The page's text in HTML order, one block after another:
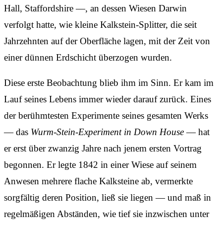
Hall, Staffordshire —, an dessen Wiesen Darwin
verfolgt hatte, wie kleine Kalkstein-Splitter, die seit
Jahrzehnten auf der Oberfläche lagen, mit der Zeit von
einer dünnen Erdschicht überzogen wurden.
Diese erste Beobachtung blieb ihm im Sinn. Er kam im
Lauf seines Lebens immer wieder darauf zurück. Eines
der berühmtesten Experimente seines gesamten Werks
— das Wurm-Stein-Experiment in Down House— hat
er erst über zwanzig Jahre nach jenem ersten Vortrag
begonnen. Er legte 1842 in einer Wiese auf seinem
Anwesen mehrere flache Kalksteine ab, vermerkte
sorgfältig deren Position, ließ sie liegen — und maß in
regelmäßigen Abständen, wie tief sie inzwischen unter